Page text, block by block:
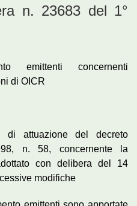
n. 23683 del 1°
emittenti concernenti
di OICR
di attuazione del decreto
n. 58, concernente la
con delibera del 14
modifiche